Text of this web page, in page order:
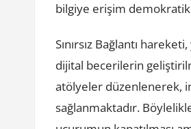
bilgiye erişim
Sınırsız Bağlantı
dijital becerilerin
atölyeler düzenlenerek,
sağlanmaktadır.